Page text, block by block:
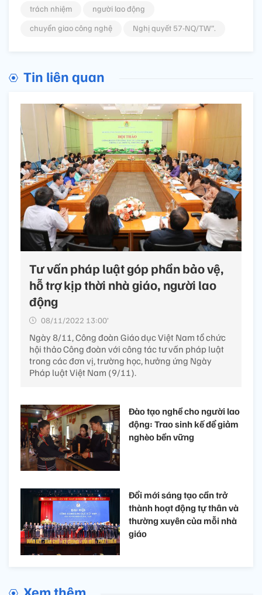
trách nhiệm
người lao động
chuyển giao công nghệ
Nghị quyết 57-NQ/TW”.
Tin liên quan
Tư vấn pháp luật góp phần bảo vệ,
hỗ trợ kịp thời nhà giáo, người lao
động
08/11/2022 13:00’
Ngày 8/11, Công đoàn Giáo dục Việt Nam tổ chức
hội thảo Công đoàn với công tác tư vấn pháp luật
trong các đơn vị, trường học, hưởng ứng Ngày
Pháp luật Việt Nam (9/11).
Đào tạo nghề cho người lao
động: Trao sinh kế để giảm
nghèo bền vững
Đổi mới sáng tạo cần trở
thành hoạt động tự thân và
thường xuyên của mỗi nhà
giáo
Xem thêm